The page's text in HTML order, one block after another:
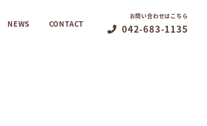
NEWS CONTACT
お問い合わせはこちら
042-683-1135